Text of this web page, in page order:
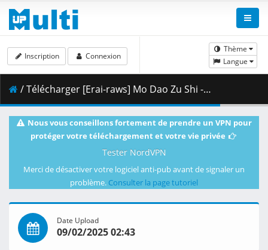
Thème
Langue
Inscription Connexion
/ Télécharger [Erai-raws] Mo Dao Zu Shi - Wanjie Pian - 06 [720p CR WEB-DL AVC AAC][MultiSub][F157935C].mkv.001 ( 355.89 MB )
Nous vous conseillons fortement de prendre un VPN pour
protéger votre téléchargement et votre vie privée
Tester NordVPN
Merci de désactiver votre logiciel anti-pub avant de signaler un
problème. Consulter la page tutoriel
Date Upload
09/02/2025 02:43